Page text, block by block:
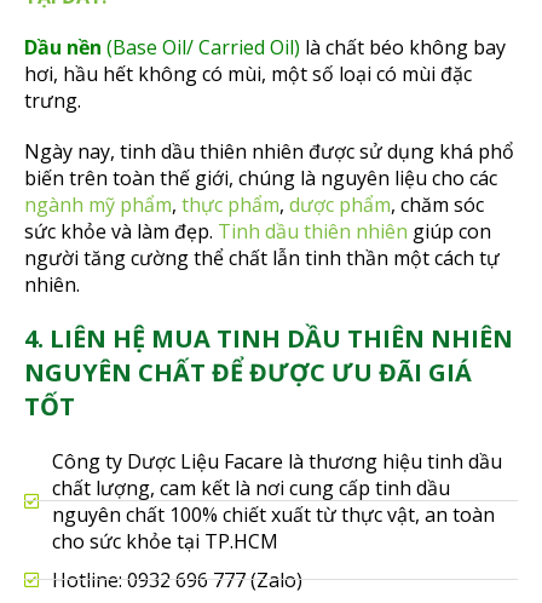
Dầu nền (Base Oil/ Carried Oil) là chất béo không bay
hơi, hầu hết không có mùi, một số loại có mùi đặc
trưng.
Ngày nay, tinh dầu thiên nhiên được sử dụng khá phổ
biến trên toàn thế giới, chúng là nguyên liệu cho các
ngành mỹ phẩm, thực phẩm, dược phẩm, chăm sóc
sức khỏe và làm đẹp. Tinh dầu thiên nhiên giúp con
người tăng cường thể chất lẫn tinh thần một cách tự
nhiên.
4. LIÊN HỆ MUA TINH DẦU THIÊN NHIÊN
NGUYÊN CHẤT ĐỂ ĐƯỢC ƯU ĐÃI GIÁ
TỐT
Công ty Dược Liệu Facare là thương hiệu tinh dầu
chất lượng, cam kết là nơi cung cấp tinh dầu
nguyên chất 100% chiết xuất từ thực vật, an toàn
cho sức khỏe tại TP.HCM
Hotline: 0932 696 777 (Zalo)